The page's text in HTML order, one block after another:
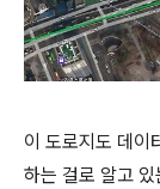
이 도로지도 데이
하는 걸로 알고